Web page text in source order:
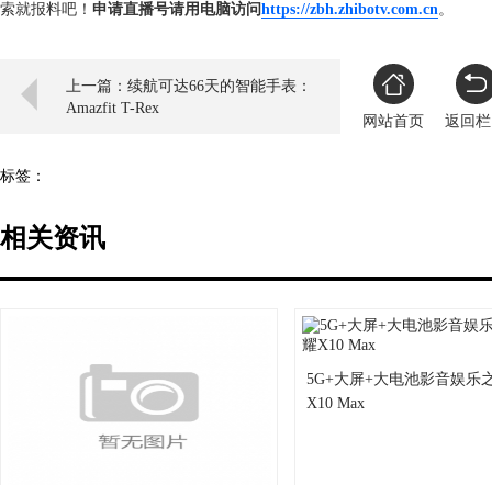
索就报料吧！ 申请直播号请用电脑访问https://zbh.zhibotv.com.cn。
上一篇：续航可达66天的智能手表：
Amazfit T-Rex
网站首页
返回
标签：
相关资讯
5G+大屏+大电池影音娱乐
X10 Max